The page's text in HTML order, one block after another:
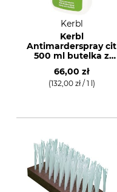
Kerbl
Kerbl
Antimarderspray cit
500 ml butelka z
rozpylaczem z
pompką
66,00 zł
(132,00 zł / 1 l)